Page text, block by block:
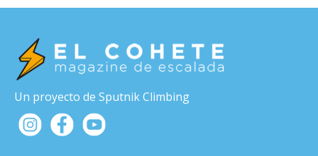
Un proyecto de Sputnik Climbing